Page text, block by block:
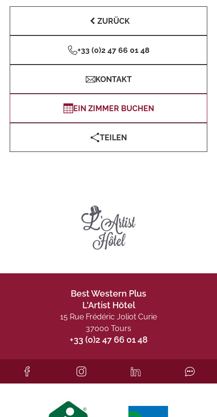
ZURÜCK
+33 (0)2 47 66 01 48
KONTAKT
EIN ZIMMER BUCHEN
TEILEN
Best Western Plus
L'Artist Hôtel
15 Rue Frédéric Joliot Curie
37000 Tours
+33 (0)2 47 66 01 48